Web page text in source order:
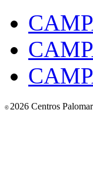
© 2026 Centros Palomar